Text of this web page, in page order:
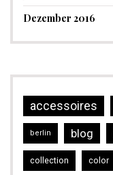
Dezember 2016
accessoires
berlin blog
collection color